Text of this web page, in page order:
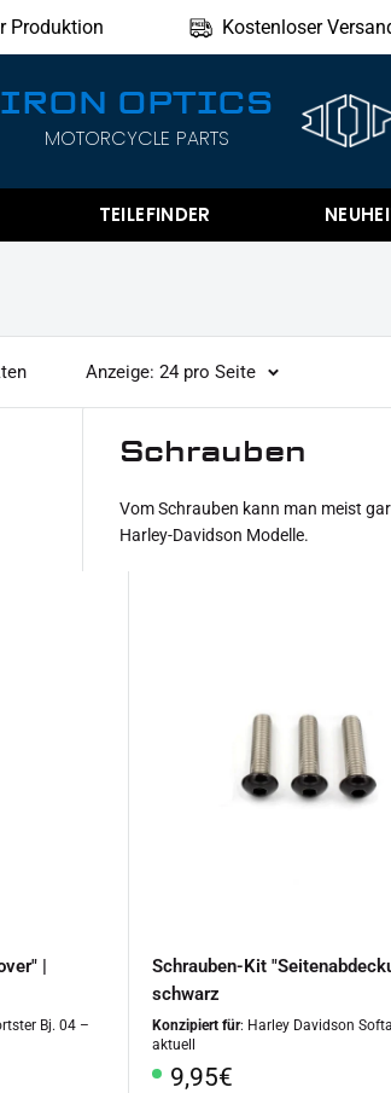
Produktion Kostenloser
IRON OPTICS
MOTORCYCLE PARTS
TEILEFINDER
Anzeige: 24 pro Seite
Schrauben
Vom Schrauben kann man meist
Harley-Davidson Modelle.
|
Bj. 04 –
Schrauben-Kit
schwarz
Konzipiert für: Harley Davidson
aktuell
Sonderpreis
9,95€